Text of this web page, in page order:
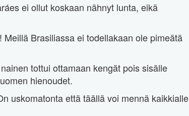
ei ollut koskaan nähnyt lunta, eikä
Brasiliassa ei todellakaan ole pimeätä
tottui ottamaan kengät pois sisälle
hienoudet.
uskomatonta että täällä voi mennä kaikkialle